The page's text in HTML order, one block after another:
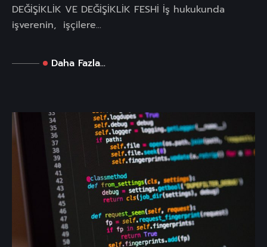
DEĞİŞİKLİK VE DEĞİŞİKLİK FESHİ İş hukukunda
işverenin, işçilere...
Daha Fazla...